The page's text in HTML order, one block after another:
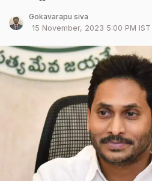
Gokavarapu siva
15 November, 2023 5:00 PM IST